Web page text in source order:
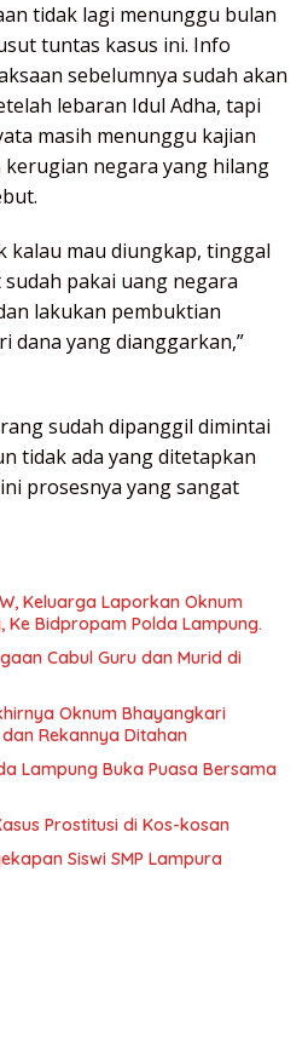
tidak lagi menunggu bulan
tuntas kasus ini. Info
sebelumnya sudah akan
lebaran Idul Adha, tapi
masih menunggu kajian
kerugian negara yang hilang
kalau mau diungkap, tinggal
pakai uang negara
lakukan pembuktian
dana yang dianggarkan,”
sudah dipanggil dimintai
tidak ada yang ditetapkan
prosesnya yang sangat
Keluarga Laporkan Oknum
Ke Bidpropam Polda Lampung.
Cabul Guru dan Murid di
Oknum Bhayangkari
Rekannya Ditahan
Lampung Buka Puasa Bersama
Prostitusi di Kos-kosan
Siswi SMP Lampura